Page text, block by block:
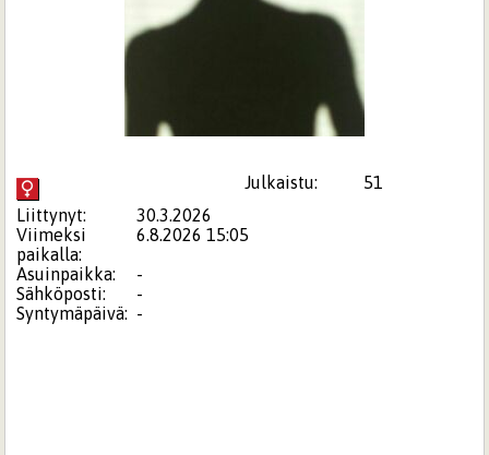
Julkaistu:
51
Liittynyt:
30.3.2026
Viimeksi
paikalla:
6.8.2026 15:05
Asuinpaikka:
-
Sähköposti:
-
Syntymäpäivä: -